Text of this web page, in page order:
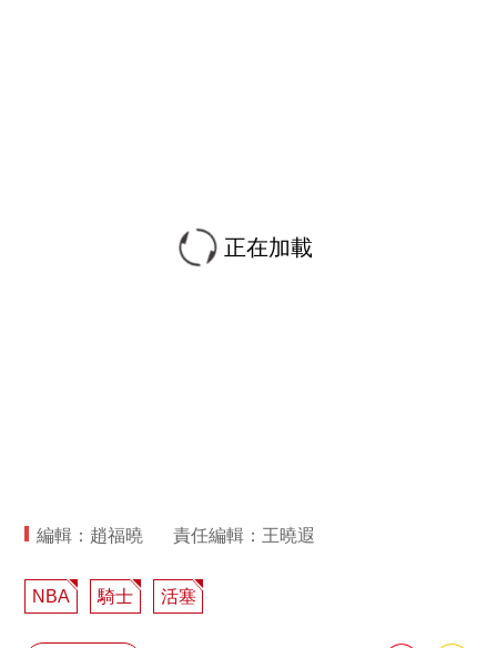
正在加載
編輯：趙福曉 責任編輯：王曉遐
NBA 騎士 活塞